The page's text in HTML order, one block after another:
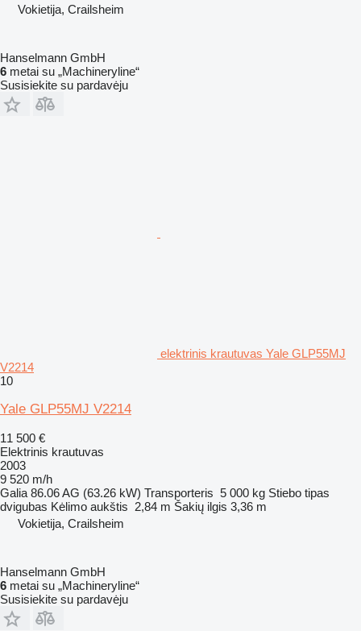
Vokietija, Crailsheim
Hanselmann GmbH
6 metai su „Machineryline“
Susisiekite su pardavėju
elektrinis krautuvas Yale GLP55MJ
V2214
10
Yale GLP55MJ V2214
11 500 €
Elektrinis krautuvas
2003
9 520 m/h
Galia 86.06 AG (63.26 kW) Transporteris 5 000 kg Stiebo tipas
dvigubas Kėlimo aukštis 2,84 m Šakių ilgis 3,36 m
Vokietija, Crailsheim
Hanselmann GmbH
6 metai su „Machineryline“
Susisiekite su pardavėju